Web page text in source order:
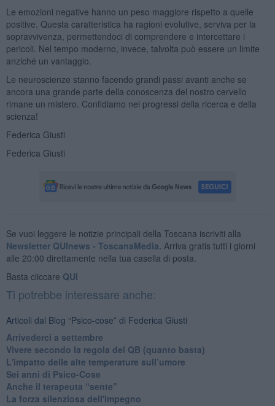
Le emozioni negative hanno un peso maggiore rispetto a quelle
positive. Questa caratteristica ha ragioni evolutive, serviva per la
sopravvivenza, permettendoci di comprendere e intercettare i
pericoli. Nel tempo moderno, invece, talvolta può essere un limite
anziché un vantaggio.
Le neuroscienze stanno facendo grandi passi avanti anche se
ancora una grande parte della conoscenza del nostro cervello
rimane un mistero. Confidiamo nei progressi della ricerca e della
scienza!
Federica Giusti
Federica Giusti
Se vuoi leggere le notizie principali della Toscana iscriviti alla
Newsletter QUInews - ToscanaMedia. Arriva gratis tutti i giorni
alle 20:00 direttamente nella tua casella di posta.
Basta cliccare QUI
Ti potrebbe interessare anche:
Articoli dal Blog “Psico-cose” di Federica Giusti
​Arrivederci a settembre
​Vivere secondo la regola del QB (quanto basta)
​L'impatto delle alte temperature sull’umore
Sei anni di Psico-Cose
​Anche il terapeuta “sente”
​La forza silenziosa dell'impegno